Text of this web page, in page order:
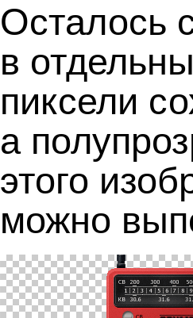
Осталось
в
пиксели
а
этого
можно